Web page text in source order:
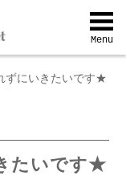
Menu
ずにいきたいです★
たいです★